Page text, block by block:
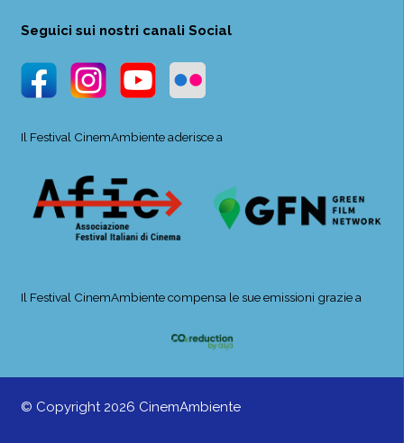
Seguici sui nostri canali Social
Il Festival CinemAmbiente aderisce a
Il Festival CinemAmbiente compensa le sue emissioni grazie a
© Copyright 2026 CinemAmbiente